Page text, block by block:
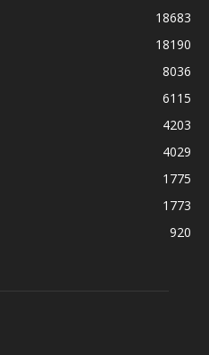
18683
18190
8036
6115
4203
4029
1775
1773
920